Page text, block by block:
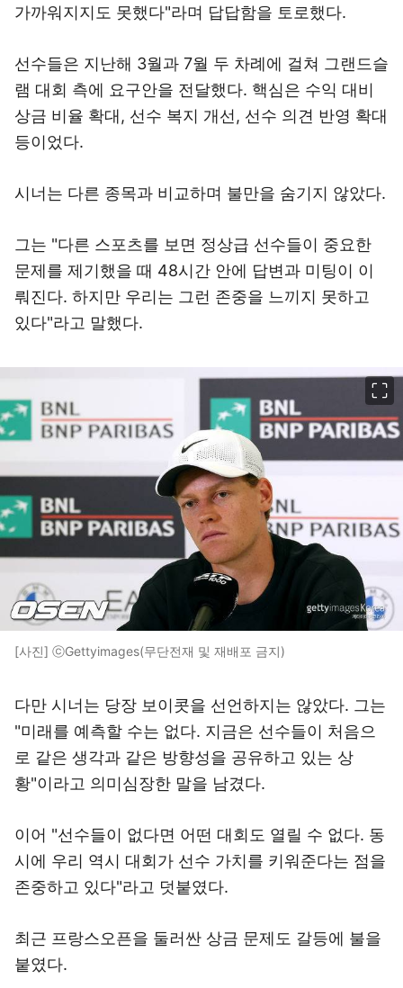
가까워지지도 못했다"라며 답답함을 토로했다.
선수들은 지난해 3월과 7월 두 차례에 걸쳐 그랜드슬
램 대회 측에 요구안을 전달했다. 핵심은 수익 대비
상금 비율 확대, 선수 복지 개선, 선수 의견 반영 확대
등이었다.
시너는 다른 종목과 비교하며 불만을 숨기지 않았다.
그는 "다른 스포츠를 보면 정상급 선수들이 중요한
문제를 제기했을 때 48시간 안에 답변과 미팅이 이
뤄진다. 하지만 우리는 그런 존중을 느끼지 못하고
있다"라고 말했다.
[사진] ⓒGettyimages(무단전재 및 재배포 금지)
다만 시너는 당장 보이콧을 선언하지는 않았다. 그는
"미래를 예측할 수는 없다. 지금은 선수들이 처음으
로 같은 생각과 같은 방향성을 공유하고 있는 상
황"이라고 의미심장한 말을 남겼다.
이어 "선수들이 없다면 어떤 대회도 열릴 수 없다. 동
시에 우리 역시 대회가 선수 가치를 키워준다는 점을
존중하고 있다"라고 덧붙였다.
최근 프랑스오픈을 둘러싼 상금 문제도 갈등에 불을
붙였다.